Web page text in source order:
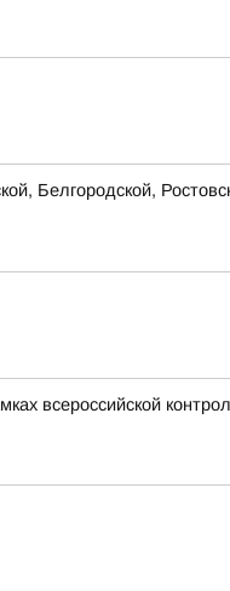
Белгородской,
всероссийской